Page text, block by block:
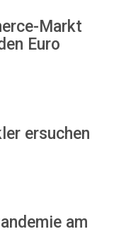
Markt
Euro
ersuchen
am